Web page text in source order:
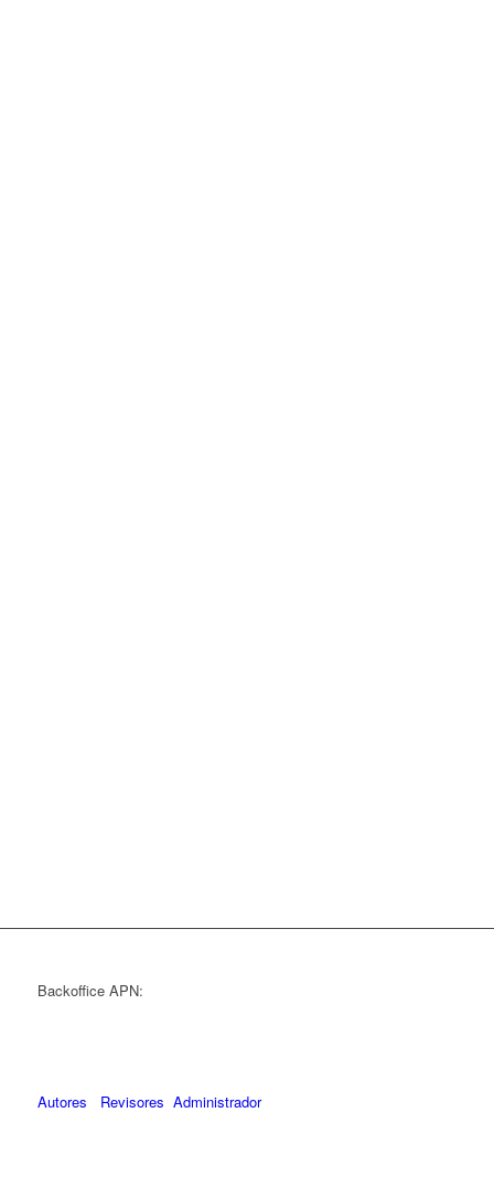
Backoffice APN:
Autores Revisores Administrador